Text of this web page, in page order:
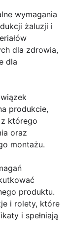
wymagania
żaluzji i
dla zdrowia,
dla
produkcie,
którego
oraz
montażu.
produktu.
i rolety, które
i spełniają